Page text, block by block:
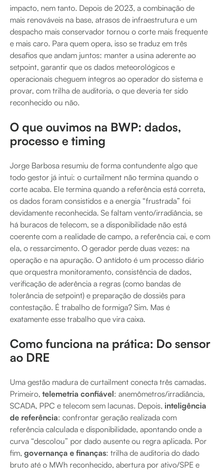
impacto, nem tanto. Depois de 2023, a combinação de
mais renováveis na base, atrasos de infraestrutura e um
despacho mais conservador tornou o corte mais frequente
e mais caro. Para quem opera, isso se traduz em três
desafios que andam juntos: manter a usina aderente ao
setpoint, garantir que os dados meteorológicos e
operacionais cheguem íntegros ao operador do sistema e
provar, com trilha de auditoria, o que deveria ter sido
reconhecido ou não.
O que ouvimos na BWP: dados,
processo e timing
Jorge Barbosa resumiu de forma contundente algo que
todo gestor já intui: o curtailment não termina quando o
corte acaba. Ele termina quando a referência está correta,
os dados foram consistidos e a energia “frustrada” foi
devidamente reconhecida. Se faltam vento/irradiância, se
há buracos de telecom, se a disponibilidade não está
coerente com a realidade de campo, a referência cai, e com
ela, o ressarcimento. O gerador perde duas vezes: na
operação e na apuração. O antídoto é um processo diário
que orquestra monitoramento, consistência de dados,
verificação de aderência a regras (como bandas de
tolerância de setpoint) e preparação de dossiês para
contestação. É trabalho de formiga? Sim. Mas é
exatamente esse trabalho que vira caixa.
Como funciona na prática: Do sensor
ao DRE
Uma gestão madura de curtailment conecta três camadas.
Primeiro, telemetria confiável: anemômetros/irradiância,
SCADA, PPC e telecom sem lacunas. Depois, inteligência
de referência: confrontar geração realizada com
referência calculada e disponibilidade, apontando onde a
curva “descolou” por dado ausente ou regra aplicada. Por
fim, governança e finanças: trilha de auditoria do dado
bruto até o MWh reconhecido, abertura por ativo/SPE e